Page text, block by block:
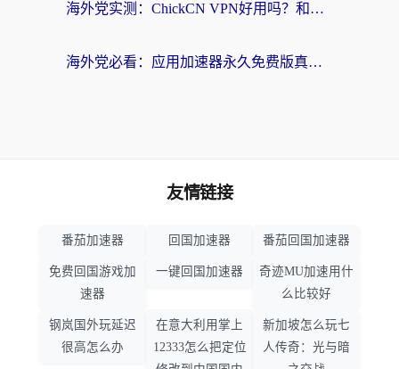
海外党实测：ChickCN VPN好用吗？和OurPlay VPN对比哪个回国效果更好？附避坑指南
海外党必看：应用加速器永久免费版真的靠谱吗？教你选对回国加速器无缝刷国内资源
友情链接
番茄加速器 回国加速器 番茄回国加速器
免费回国游戏加
速器
一键回国加速器
奇迹MU加速用什
么比较好
钢岚国外玩延迟
很高怎么办
在意大利用掌上
12333怎么把定位
新加坡怎么玩七
人传奇：光与暗